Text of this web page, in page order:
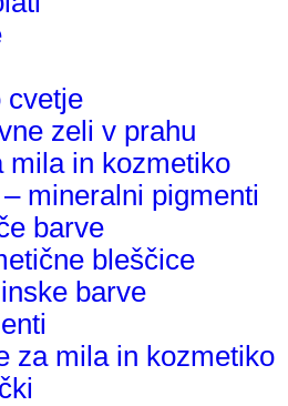
cvetje
zeli v prahu
mila in kozmetiko
mineralni pigmenti
barve
bleščice
barve
za mila in kozmetiko